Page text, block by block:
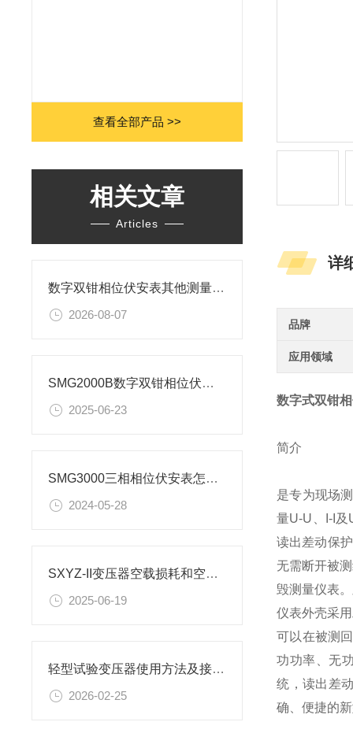
查看全部产品 >>
相关文章
Articles
数字双钳相位伏安表其他测量功能
2026-08-07
SMG2000B数字双钳相位伏安表详细介绍
2025-06-23
SMG3000三相相位伏安表怎么使用
2024-05-28
SXYZ-II变压器空载损耗和空载电流测量方法
2025-06-19
轻型试验变压器使用方法及接线顺序
2026-02-25
详
品牌
应用领域
数字式双钳
简介
是专为现场
量U-U、I-I及
读出差动保
无需断开被
毁测量仪表
仪表外壳采
可以在被测
功功率、无
统，读出差
确、便捷的